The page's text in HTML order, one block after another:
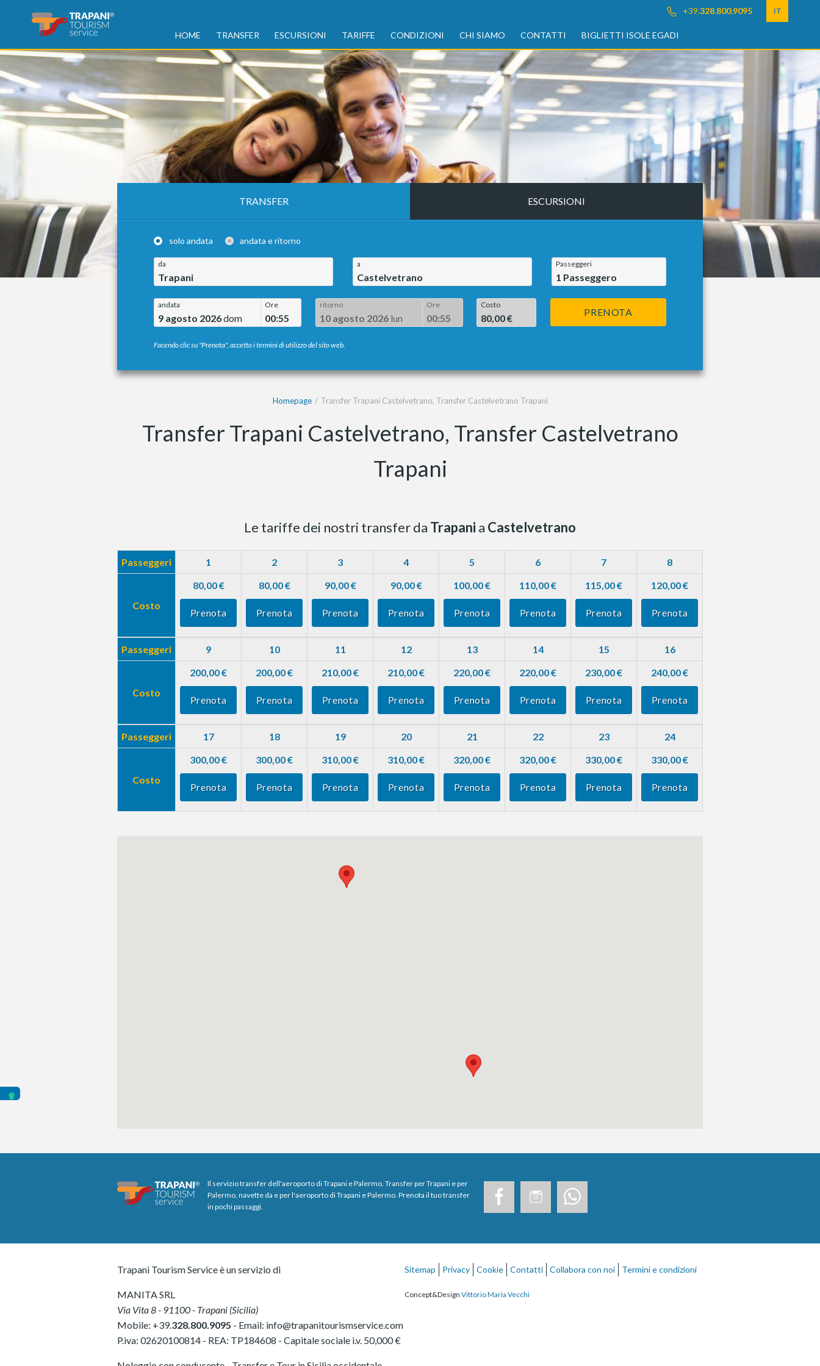
+39.328.800.9095 IT
HOME TRANSFER ESCURSIONI TARIFFE CONDIZIONI CHI SIAMO CONTATTI BIGLIETTI ISOLE EGADI
TRANSFER ESCURSIONI
solo andata andata e ritorno
da
Trapani
a
Castelvetrano
Passeggeri
1 Passeggero
andata
9 agosto 2026dom
Ore
00:55
ritorno
10 agosto 2026 lun
Ore
00:55
Costo
80,00 €
PRENOTA
Facendo clic su "Prenota", accetto i termini di utilizzo del sito web.
Homepage Transfer Trapani Castelvetrano, Transfer Castelvetrano Trapani
Transfer Trapani Castelvetrano, Transfer Castelvetrano
Trapani
Le tariffe dei nostri transfer da Trapani a Castelvetrano
Passeggeri 1 2 3 4 5 6 7 8
Costo
80,00 €
Prenota
80,00 €
Prenota
90,00 €
Prenota
90,00 €
Prenota
100,00 €
Prenota
110,00 €
Prenota
115,00 €
Prenota
120,00 €
Prenota
Passeggeri 9 10 11 12 13 14 15 16
Costo
200,00 €
Prenota
200,00 €
Prenota
210,00 €
Prenota
210,00 €
Prenota
220,00 €
Prenota
220,00 €
Prenota
230,00 €
Prenota
240,00 €
Prenota
Passeggeri 17 18 19 20 21 22 23 24
Costo
300,00 €
Prenota
300,00 €
Prenota
310,00 €
Prenota
310,00 €
Prenota
320,00 €
Prenota
320,00 €
Prenota
330,00 €
Prenota
330,00 €
Prenota
Il servizio transfer dell'aeroporto di Trapani e Palermo. Transfer per Trapani e per
Palermo, navette da e per l'aeroporto di Trapani e Palermo. Prenota il tuo transfer
in pochi passaggi.
Trapani Tourism Service è un servizio di
MANITA SRL
Via Vita 8- 91100- Trapani (Sicilia)
Mobile: +39.328.800.9095 - Email: info@trapanitourismservice.com
P.iva: 02620100814 - REA: TP184608 - Capitale sociale i.v. 50,000 €
Sitemap Privacy Cookie Contatti Collabora con noi Termini e condizioni
Concept&Design Vittorio Maria Vecchi